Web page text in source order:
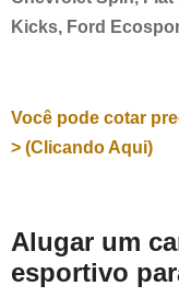
Kicks, Ford
Você pode cotar
> (Clicando Aqui)
Alugar um
esportivo